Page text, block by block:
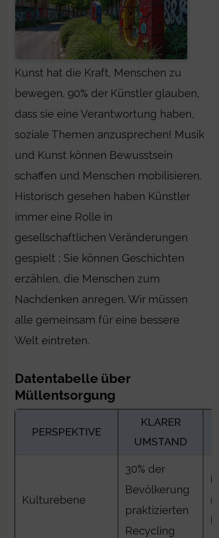
Kunst hat die Kraft, Menschen zu
bewegen. 90% der Künstler glauben,
dass sie eine Verantwortung haben,
soziale Themen anzusprechen! Musik
und Kunst können Bewusstsein
schaffen und Menschen mobilisieren.
Historisch gesehen haben Künstler
immer eine Rolle in
gesellschaftlichen Veränderungen
gespielt ; Sie können Geschichten
erzählen, die Menschen zum
Nachdenken anregen. Wir müssen
alle gemeinsam für eine bessere
Welt eintreten.
Datentabelle über
Müllentsorgung
PERSPEKTIVE
KLARER
UMSTAND
Kulturebene
30% der
Bevölkerung
praktizierten
Recycling